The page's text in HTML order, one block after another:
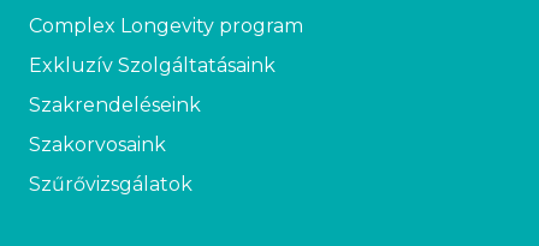
Complex Longevity program
Exkluzív Szolgáltatásaink
Szakrendeléseink
Szakorvosaink
Szűrővizsgálatok